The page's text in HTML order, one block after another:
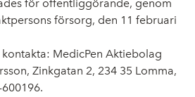
för offentliggörande, genom
försorg, den 11 februari
MedicPen Aktiebolag
Zinkgatan 2, 234 35 Lomma,